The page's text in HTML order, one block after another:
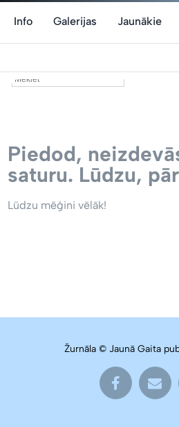
Info Galerijas Jaunākie
Piedod,
saturu. Lūdzu,
Lūdzu mēģini vēlāk!
Žurnāla © Jaunā Gaita